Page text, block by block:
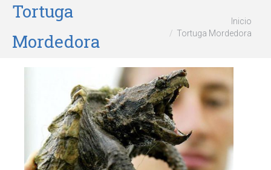
Tortuga
Mordedora
Inicio
Tortuga Mordedora